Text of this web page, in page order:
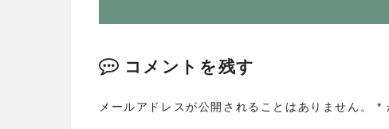
コメントを残す
メールアドレスが公開されることはありません。 *